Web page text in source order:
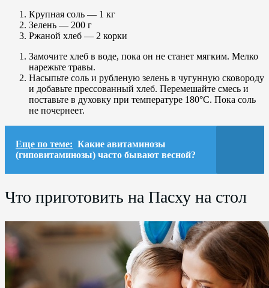
Крупная соль — 1 кг
Зелень — 200 г
Ржаной хлеб — 2 корки
Замочите хлеб в воде, пока он не станет мягким. Мелко
нарежьте травы.
Насыпьте соль и рубленую зелень в чугунную сковороду
и добавьте прессованный хлеб. Перемешайте смесь и
поставьте в духовку при температуре 180°C. Пока соль
не почернеет.
Еще по теме: Какие авитаминозы
(гиповитаминозы) часто бывают весной?
Что приготовить на Пасху на стол